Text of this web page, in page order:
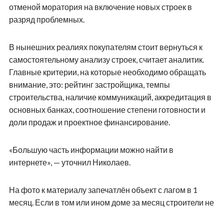
отменой моратория на включение новых строек в
разряд проблемных.
В нынешних реалиях покупателям стоит вернуться к
самостоятельному анализу строек, считает аналитик.
Главные критерии, на которые необходимо обращать
внимание, это: рейтинг застройщика, темпы
строительства, наличие коммуникаций, аккредитация в
основных банках, соотношение степени готовности и
доли продаж и проектное финансирование.
«Большую часть информации можно найти в
интернете», — уточнил Николаев.
На фото к материалу запечатлён объект с лагом в 1
месяц. Если в том или ином доме за месяц строители не